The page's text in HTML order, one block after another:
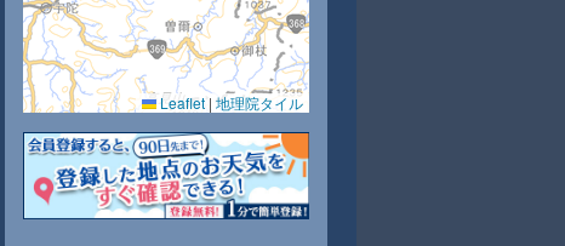
59 59 65 71
Leaflet | 地理院タイル